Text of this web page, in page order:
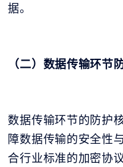
据。
（二）数据传输环节
数据传输环节的防护
障数据传输的安全性
合行业标准的加密协